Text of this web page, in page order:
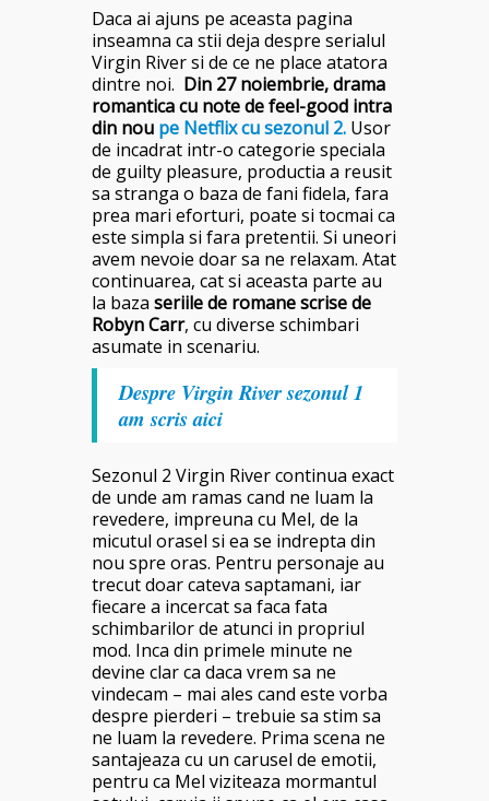
Daca ai ajuns pe aceasta pagina
inseamna ca stii deja despre serialul
Virgin River si de ce ne place atatora
dintre noi. Din 27 noiembrie, drama
romantica cu note de feel-good intra
din nou pe Netflix cu sezonul 2. Usor
de incadrat intr-o categorie speciala
de guilty pleasure, productia a reusit
sa stranga o baza de fani fidela, fara
prea mari eforturi, poate si tocmai ca
este simpla si fara pretentii. Si uneori
avem nevoie doar sa ne relaxam. Atat
continuarea, cat si aceasta parte au
la baza seriile de romane scrise de
Robyn Carr, cu diverse schimbari
asumate in scenariu.
Despre Virgin River sezonul 1
am scris aici
Sezonul 2 Virgin River continua exact
de unde am ramas cand ne luam la
revedere, impreuna cu Mel, de la
micutul orasel si ea se indrepta din
nou spre oras. Pentru personaje au
trecut doar cateva saptamani, iar
fiecare a incercat sa faca fata
schimbarilor de atunci in propriul
mod. Inca din primele minute ne
devine clar ca daca vrem sa ne
vindecam – mai ales cand este vorba
despre pierderi – trebuie sa stim sa
ne luam la revedere. Prima scena ne
santajeaza cu un carusel de emotii,
pentru ca Mel viziteaza mormantul